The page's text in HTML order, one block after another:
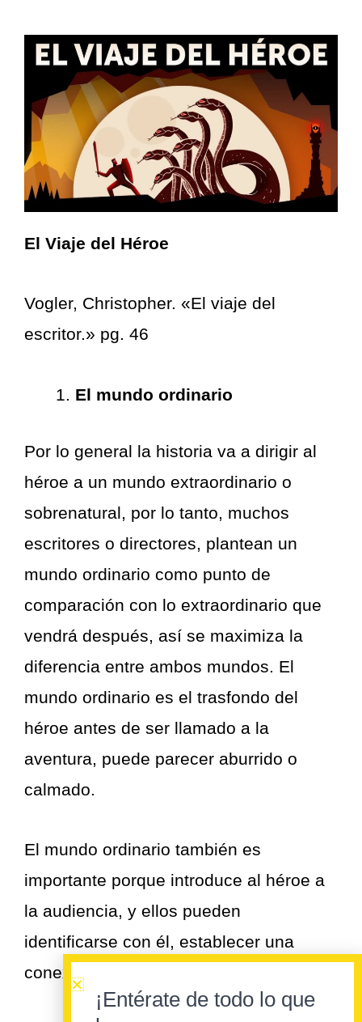
El Viaje del Héroe
Vogler, Christopher. «El viaje del
escritor.» pg. 46
El mundo ordinario
Por lo general la historia va a dirigir al
héroe a un mundo extraordinario o
sobrenatural, por lo tanto, muchos
escritores o directores, plantean un
mundo ordinario como punto de
comparación con lo extraordinario que
vendrá después, así se maximiza la
diferencia entre ambos mundos. El
mundo ordinario es el trasfondo del
héroe antes de ser llamado a la
aventura, puede parecer aburrido o
calmado.
El mundo ordinario también es
importante porque introduce al héroe a
la audiencia, y ellos pueden
identificarse con él, establecer una
conexión con sus propias vidas.
¡Entérate de todo lo que